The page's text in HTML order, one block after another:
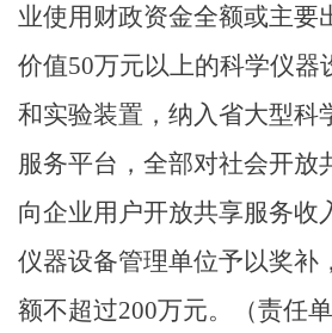
业使用财政资金全额或主要
价值50万元以上的科学仪器
和实验装置，纳入省大型科
服务平台，全部对社会开放
向企业用户开放共享服务收
仪器设备管理单位予以奖补
额不超过200万元。
（责任